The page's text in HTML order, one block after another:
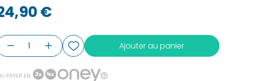
€
Ajouter au panier
PAYER EN